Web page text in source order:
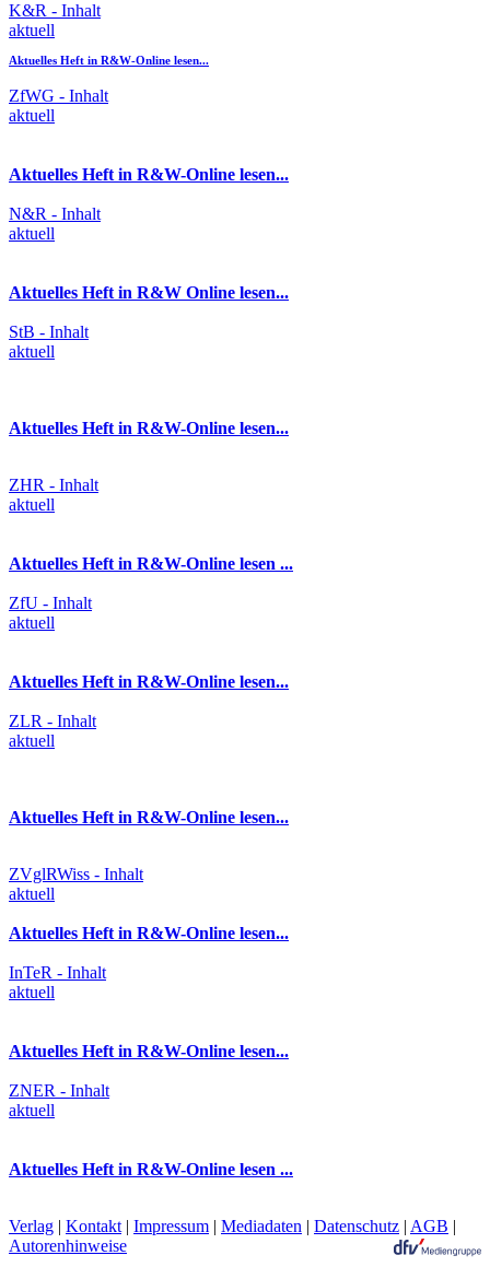
K&R - Inhalt
aktuell
Aktuelles Heft in R&W-Online lesen...
ZfWG - Inhalt
aktuell
Aktuelles Heft in R&W-Online lesen...
N&R - Inhalt
aktuell
Aktuelles Heft in R&W Online lesen...
StB - Inhalt
aktuell
Aktuelles Heft in R&W-Online lesen...
ZHR - Inhalt
aktuell
Aktuelles Heft in R&W-Online lesen ...
ZfU - Inhalt
aktuell
Aktuelles Heft in R&W-Online lesen...
ZLR - Inhalt
aktuell
Aktuelles Heft in R&W-Online lesen...
ZVglRWiss - Inhalt
aktuell
Aktuelles Heft in R&W-Online lesen...
InTeR - Inhalt
aktuell
Aktuelles Heft in R&W-Online lesen...
ZNER - Inhalt
aktuell
Aktuelles Heft in R&W-Online lesen ...
Verlag | Kontakt | Impressum | Mediadaten | Datenschutz | AGB |
Autorenhinweise